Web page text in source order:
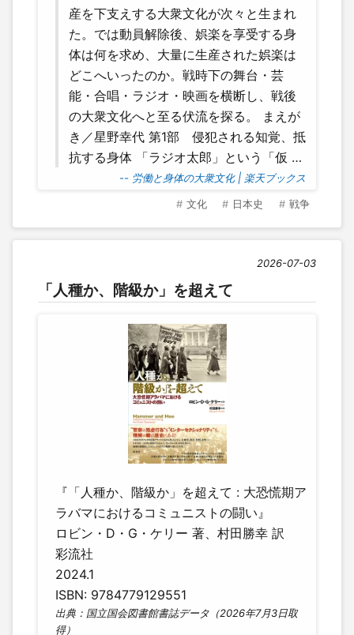
産を下支えする大衆文化が次々と生まれ
た。では動員解除後、娯楽を享受する身
体は何を求め、大量に生産された娯楽は
どこへいったのか。戦時下の舞台・芸
能・合唱・ラジオ・映画を横断し、戦後
の大衆文化へと至る伏流を探る。 まえが
き／星野幸代 第1部 侵犯される知覚、抵
抗する身体 「ラジオ太郎」という「仮 …
-- 労働と身体の大衆文化 | 楽天ブックス
文化 日本史 戦争
2026-07-03
「人種か、階級か」を超えて
『「人種か、階級か」を超えて : 大恐慌期ア
ラバマにおけるコミュニストの闘い』
ロビン・D・G・ケリー 著、村田勝幸 訳
彩流社
2024.1
ISBN: 9784779129551
出典：国立国会図書館書誌データ（2026年7月3日取
得）